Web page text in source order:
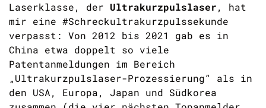
Laserklasse, der Ultrakurzpulslaser, hat
mir eine #Schreckultrakurzpulssekunde
verpasst: Von 2012 bis 2021 gab es in
China etwa doppelt so viele
Patentanmeldungen im Bereich
„Ultrakurzpulslaser-Prozessierung“ als in
den USA, Europa, Japan und Südkorea